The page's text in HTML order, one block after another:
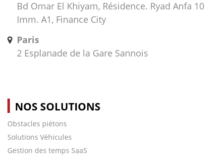
Bd Omar El Khiyam, Résidence. Ryad Anfa 10
Imm. A1, Finance City
Paris
2 Esplanade de la Gare Sannois
NOS SOLUTIONS
Obstacles piétons
Solutions Véhicules
Gestion des temps SaaS